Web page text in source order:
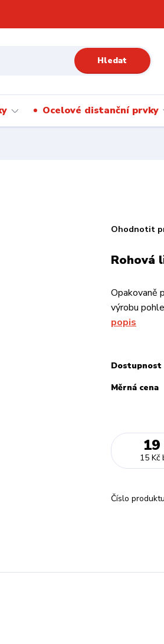
Hledat
Ocelové distanční prvky
Ohodnotit
Rohová
Opakovaně
výrobu
popis
Dostupnost
Měrná cena
19
15 Kč
Číslo